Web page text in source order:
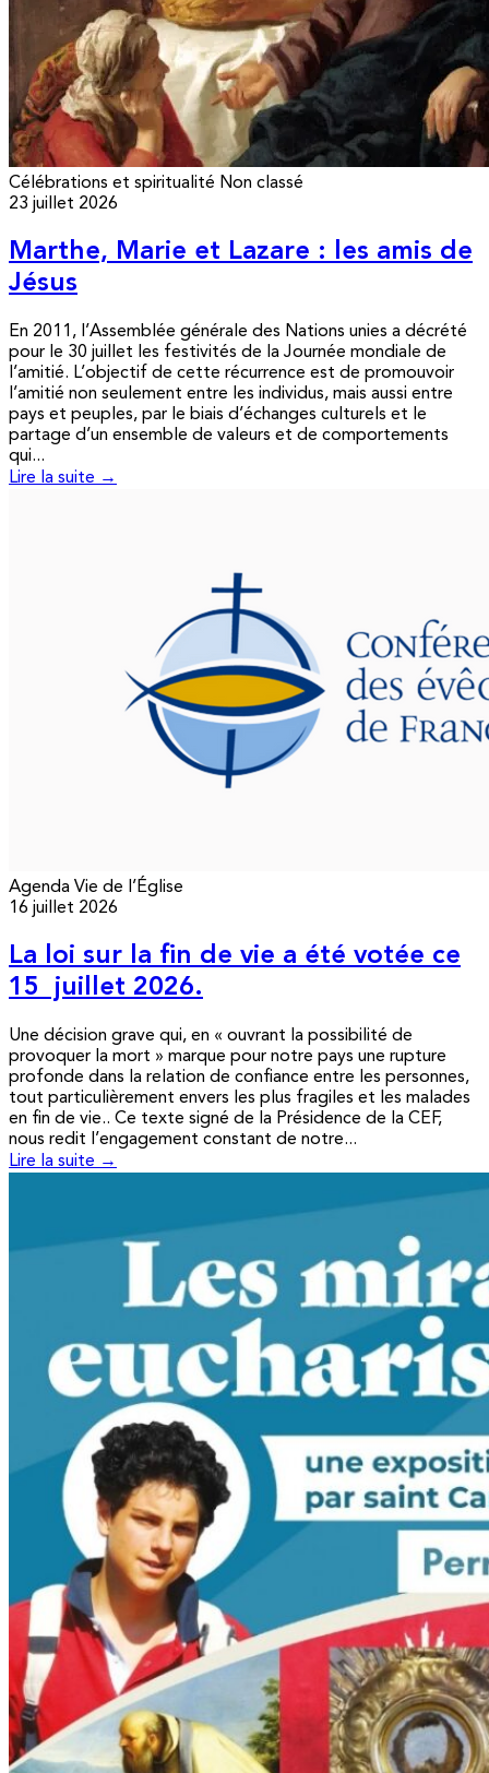
Célébrations et spiritualité Non classé
23 juillet 2026
Marthe, Marie et Lazare : les amis de
Jésus
En 2011, l’Assemblée générale des Nations unies a décrété
pour le 30 juillet les festivités de la Journée mondiale de
l’amitié. L’objectif de cette récurrence est de promouvoir
l’amitié non seulement entre les individus, mais aussi entre
pays et peuples, par le biais d’échanges culturels et le
partage d’un ensemble de valeurs et de comportements
qui...
Lire la suite →
Agenda Vie de l’Église
16 juillet 2026
La loi sur la fin de vie a été votée ce
15 juillet 2026.
Une décision grave qui, en « ouvrant la possibilité de
provoquer la mort » marque pour notre pays une rupture
profonde dans la relation de confiance entre les personnes,
tout particulièrement envers les plus fragiles et les malades
en fin de vie.. Ce texte signé de la Présidence de la CEF,
nous redit l’engagement constant de notre...
Lire la suite →